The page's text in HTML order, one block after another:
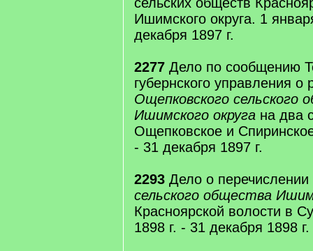
Ишимского округа. 1
декабря 1897 г.
2277 Дело по сообщению
губернского управления о
Ощепковского сельского
Ишимского округа на два
Ощепковское и
- 31 декабря 1897 г.
2293 Дело о перечислении
сельского общества
Красноярской волости в
1898 г. - 31 декабря 1898 г.